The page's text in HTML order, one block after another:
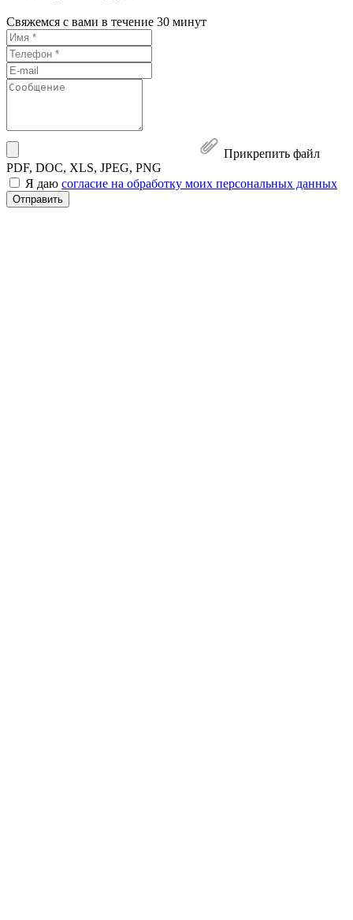
Свяжемся с вами в течение 30 минут
Прикрепить файл
PDF, DOC, XLS, JPEG, PNG
Я даю согласие на обработку моих персональных данных
Отправить